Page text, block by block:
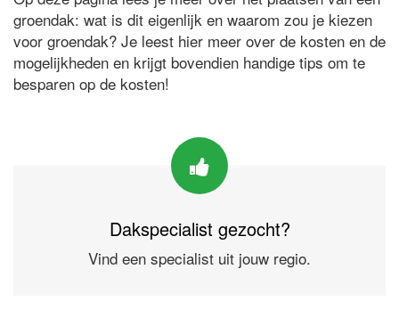
groendak: wat is dit eigenlijk en waarom zou je kiezen
voor groendak? Je leest hier meer over de kosten en de
mogelijkheden en krijgt bovendien handige tips om te
besparen op de kosten!
Dakspecialist gezocht?
Vind een specialist uit jouw regio.